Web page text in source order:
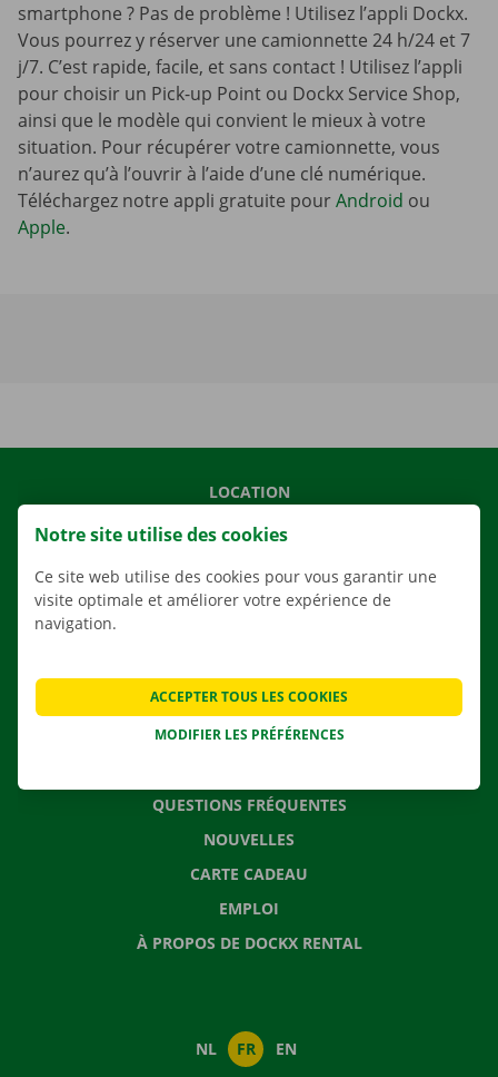
smartphone ? Pas de problème ! Utilisez l’appli Dockx.
Vous pourrez y réserver une camionnette 24 h/24 et 7
j/7. C’est rapide, facile, et sans contact ! Utilisez l’appli
pour choisir un Pick-up Point ou Dockx Service Shop,
ainsi que le modèle qui convient le mieux à votre
situation. Pour récupérer votre camionnette, vous
n’aurez qu’à l’ouvrir à l’aide d’une clé numérique.
Téléchargez notre appli gratuite pourAndroid ou
Apple.
LOCATION
NOS VÉHICULES
AGENCES
QUESTIONS FRÉQUENTES
NOUVELLES
CARTE CADEAU
EMPLOI
À PROPOS DE DOCKX RENTAL
NL FR EN
Notre site utilise des cookies
Ce site web utilise des cookies pour vous garantir une
visite optimale et améliorer votre expérience de
navigation.
MODIFIER LES PRÉFÉRENCES
ACCEPTER TOUS LES COOKIES